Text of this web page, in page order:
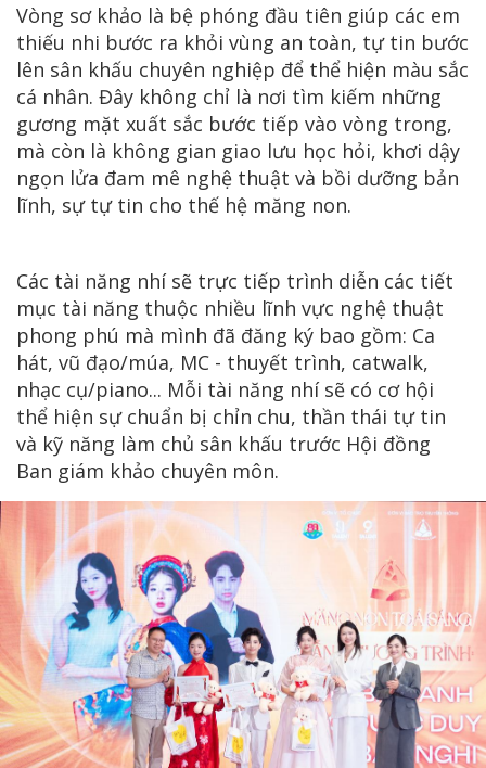
Vòng sơ khảo là bệ phóng đầu tiên giúp các em
thiếu nhi bước ra khỏi vùng an toàn, tự tin bước
lên sân khấu chuyên nghiệp để thể hiện màu sắc
cá nhân. Đây không chỉ là nơi tìm kiếm những
gương mặt xuất sắc bước tiếp vào vòng trong,
mà còn là không gian giao lưu học hỏi, khơi dậy
ngọn lửa đam mê nghệ thuật và bồi dưỡng bản
lĩnh, sự tự tin cho thế hệ măng non.
Các tài năng nhí sẽ trực tiếp trình diễn các tiết
mục tài năng thuộc nhiều lĩnh vực nghệ thuật
phong phú mà mình đã đăng ký bao gồm: Ca
hát, vũ đạo/múa, MC - thuyết trình, catwalk,
nhạc cụ/piano... Mỗi tài năng nhí sẽ có cơ hội
thể hiện sự chuẩn bị chỉn chu, thần thái tự tin
và kỹ năng làm chủ sân khấu trước Hội đồng
Ban giám khảo chuyên môn.